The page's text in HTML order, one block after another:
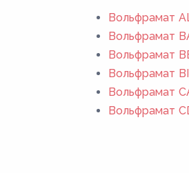
Вольфрамат
Вольфрамат
Вольфрамат
Вольфрамат
Вольфрамат
Вольфрамат